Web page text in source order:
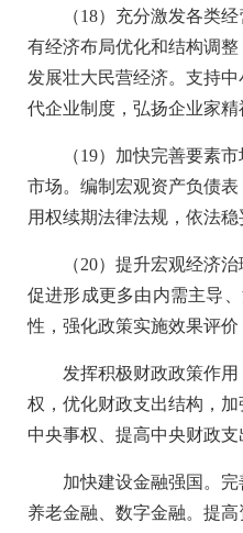
（18）充分激发各类
有经济布局优化和结构调
发展壮大民营经济。支持
代企业制度，弘扬企业家
（19）加快完善要素
市场。编制宏观资产负债
用权续期法律法规，依法
（20）提升宏观经济
促进形成更多由内需主导
性，强化政策实施效果评
发挥积极财政政策作
权，优化财政支出结构，
中央事权、提高中央财政
加快建设金融强国。
养老金融、数字金融。提